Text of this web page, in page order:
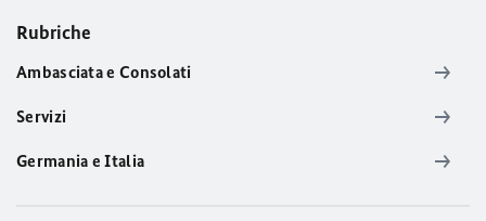
Rubriche
Ambasciata e Consolati
Servizi
Germania e Italia